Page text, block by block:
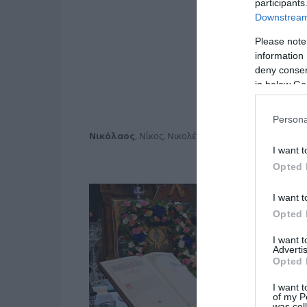
Please
information
deny
in below
I want
Opted
I want
Opted
I want
Opted
I want
of my
Νικόλαος, Νίκος, Νικολέτα